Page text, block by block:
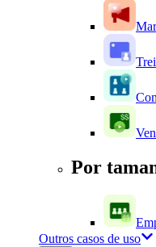
Por
Outros casos de uso